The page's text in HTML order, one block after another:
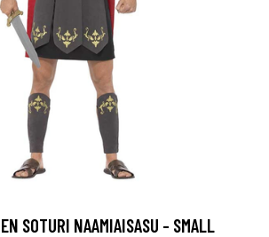
SOTURI NAAMIAISASU - SMALL